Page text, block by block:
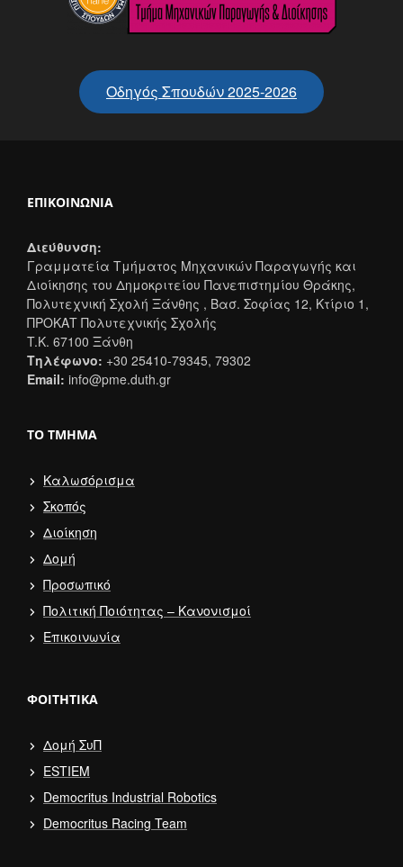
Οδηγός Σπουδών 2025-2026
ΕΠΙΚΟΙΝΩΝΊΑ
Διεύθυνση:
Γραμματεία Τμήματος Μηχανικών Παραγωγής και
Διοίκησης του Δημοκριτείου Πανεπιστημίου Θράκης,
Πολυτεχνική Σχολή Ξάνθης , Βασ. Σοφίας 12, Κτίριο 1,
ΠΡΟΚΑΤ Πολυτεχνικής Σχολής
T.K. 67100 Ξάνθη
Τηλέφωνο: +30 25410-79345, 79302
Email: info@pme.duth.gr
ΤΟ ΤΜΉΜΑ
Καλωσόρισμα
Σκοπός
Διοίκηση
Δομή
Προσωπικό
Πολιτική Ποιότητας – Κανονισμοί
Επικοινωνία
ΦΟΙΤΗΤΙΚΆ
Δομή ΣυΠ
ESTIEM
Democritus Industrial Robotics
Democritus Racing Team